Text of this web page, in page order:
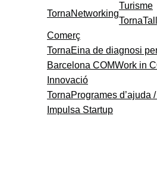
TornaNetworking
Turisme
Torna
Comerç
TornaEina de diagnosi
Barcelona COMWork in
Innovació
TornaProgrames d’ajuda
Impulsa Startup